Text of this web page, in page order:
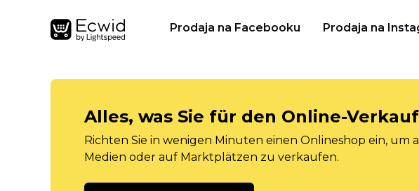
Prodaja na Facebooku Prodaja na
Alles, was Sie für den Online-
Richten Sie in wenigen Minuten einen Onlineshop ein, um
Medien oder auf Marktplätzen zu verkaufen.